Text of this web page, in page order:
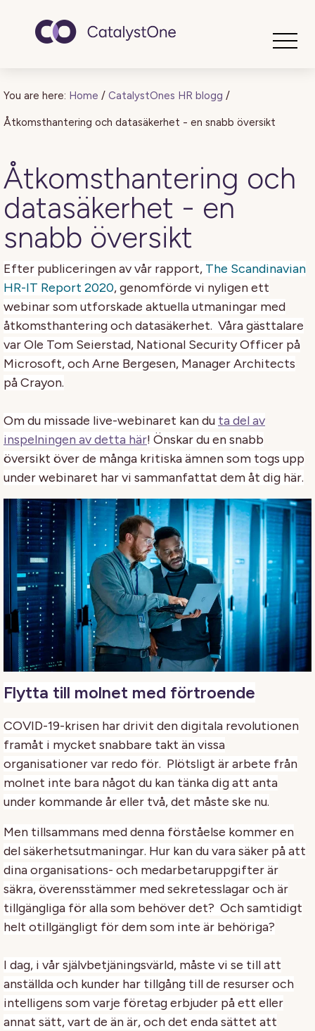
You are here: Home / CatalystOnes HR blogg /
Åtkomsthantering och datasäkerhet - en snabb översikt
Åtkomsthantering och
datasäkerhet - en
snabb översikt
Efter publiceringen av vår rapport, The Scandinavian
HR-IT Report 2020, genomförde vi nyligen ett
webinar som utforskade aktuella utmaningar med
åtkomsthantering och datasäkerhet. Våra gästtalare
var Ole Tom Seierstad, National Security Officer på
Microsoft, och Arne Bergesen, Manager Architects
på Crayon.
Om du missade live-webinaret kan du ta del av
inspelningen av detta här! Önskar du en snabb
översikt över de många kritiska ämnen som togs upp
under webinaret har vi sammanfattat dem åt dig här.
Flytta till molnet med förtroende
COVID-19-krisen har drivit den digitala revolutionen
framåt i mycket snabbare takt än vissa
organisationer var redo för. Plötsligt är arbete från
molnet inte bara något du kan tänka dig att anta
under kommande år eller två, det måste ske nu.
Men tillsammans med denna förståelse kommer en
del säkerhetsutmaningar. Hur kan du vara säker på att
dina organisations- och medarbetaruppgifter är
säkra, överensstämmer med sekretesslagar och är
tillgängliga för alla som behöver det? Och samtidigt
helt otillgängligt för dem som inte är behöriga?
I dag, i vår självbetjäningsvärld, måste vi se till att
anställda och kunder har tillgång till de resurser och
intelligens som varje företag erbjuder på ett eller
annat sätt, vart de än är, och det enda sättet att